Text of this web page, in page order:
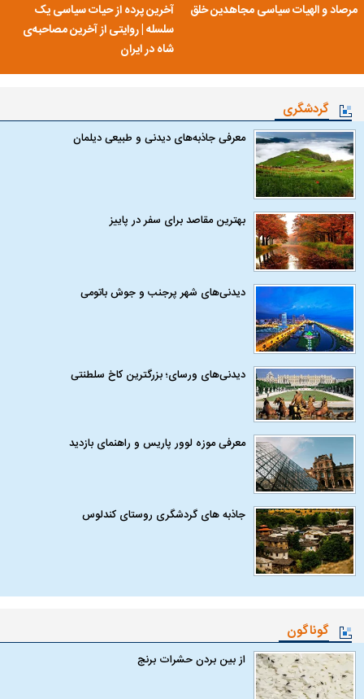
مرصاد و الهیات سیاسی مجاهدین خلق
آخرین پرده از حیات سیاسی یک
سلسله | روایتی از آخرین مصاحبه‌ی
شاه در ایران
گردشگری
معرفی جاذبه‌های دیدنی و طبیعی دیلمان
بهترین مقاصد برای سفر در پاییز
دیدنی‌های شهر پرجنب و جوش باتومی
دیدنی‌های ورسای؛ بزرگترین کاخ سلطنتی
معرفی موزه لوور پاریس و راهنمای بازدید
جاذبه های گردشگری روستای کندلوس
گوناگون
از بین بردن حشرات برنج